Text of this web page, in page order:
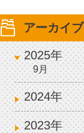
アーカイブ
2025年
9月
2024年
2023年